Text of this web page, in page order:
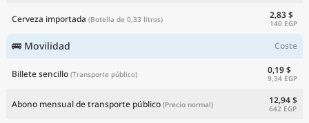
Cerveza importada (Botella de 0,33 litros) 2,83 $
140 EGP
🚌 Movilidad Coste
Billete sencillo (Transporte público) 0,19 $
9,34 EGP
Abono mensual de transporte público (Precio normal) 12,94 $
642 EGP